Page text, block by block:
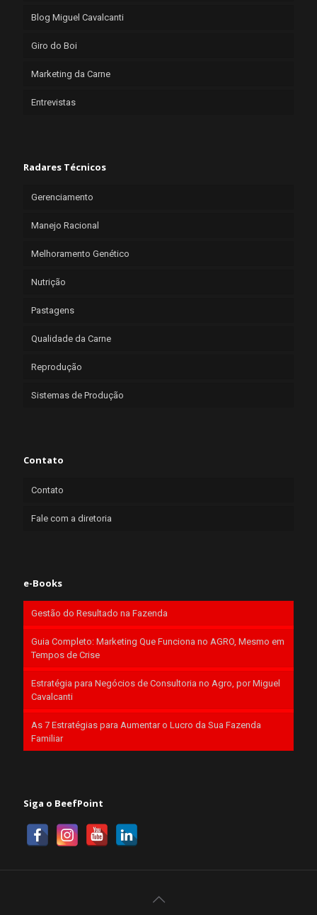
Blog Miguel Cavalcanti
Giro do Boi
Marketing da Carne
Entrevistas
Radares Técnicos
Gerenciamento
Manejo Racional
Melhoramento Genético
Nutrição
Pastagens
Qualidade da Carne
Reprodução
Sistemas de Produção
Contato
Contato
Fale com a diretoria
e-Books
Gestão do Resultado na Fazenda
Guia Completo: Marketing Que Funciona no AGRO, Mesmo em
Tempos de Crise
Estratégia para Negócios de Consultoria no Agro, por Miguel
Cavalcanti
As 7 Estratégias para Aumentar o Lucro da Sua Fazenda
Familiar
Siga o BeefPoint